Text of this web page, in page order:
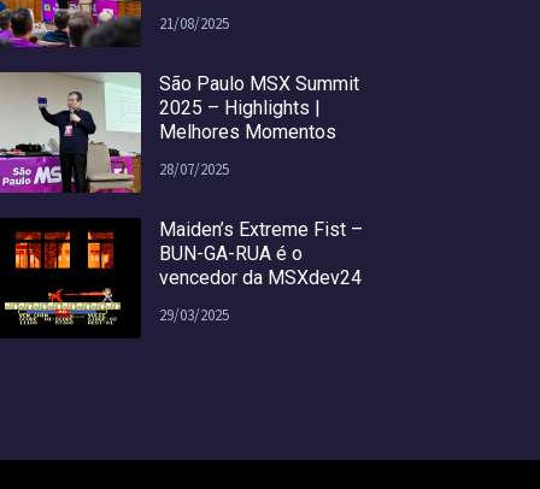
21/08/2025
São Paulo MSX Summit
2025 – Highlights |
Melhores Momentos
28/07/2025
Maiden’s Extreme Fist –
BUN-GA-RUA é o
vencedor da MSXdev24
29/03/2025